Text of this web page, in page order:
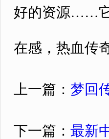
好的资源……它
在感，热血传
上一篇： 梦回
下一篇： 最新